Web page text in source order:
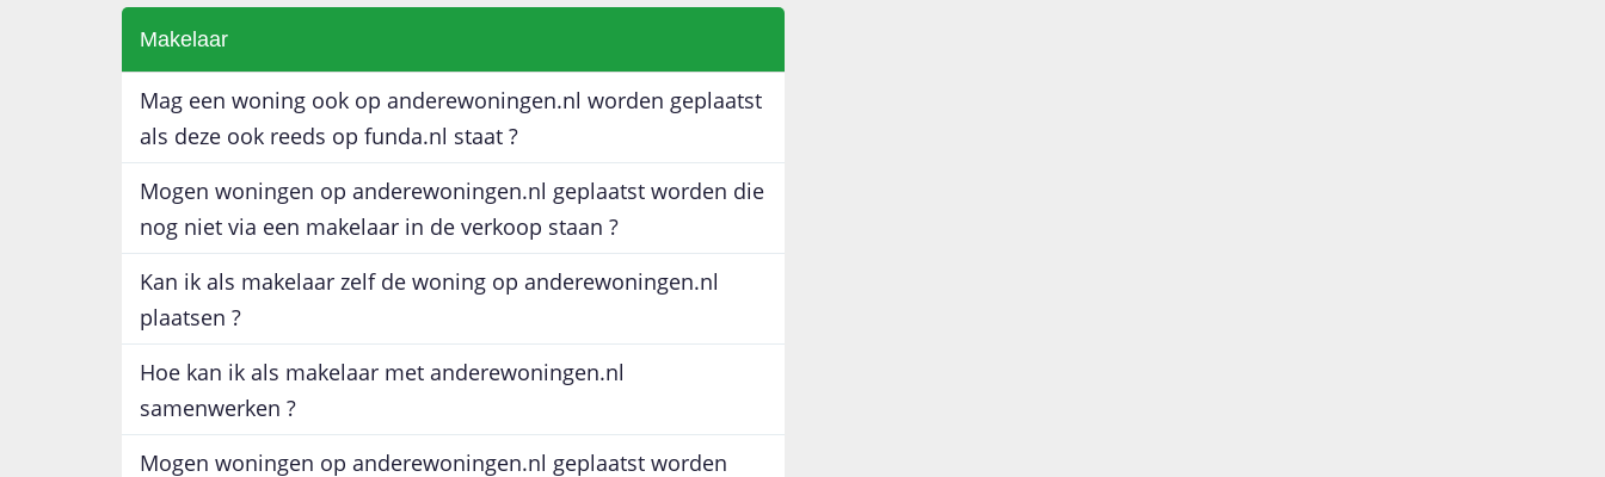
Makelaar
Mag een woning ook op anderewoningen.nl worden geplaatst
als deze ook reeds op funda.nl staat ?
Mogen woningen op anderewoningen.nl geplaatst worden die
nog niet via een makelaar in de verkoop staan ?
Kan ik als makelaar zelf de woning op anderewoningen.nl
plaatsen ?
Hoe kan ik als makelaar met anderewoningen.nl
samenwerken ?
Mogen woningen op anderewoningen.nl geplaatst worden